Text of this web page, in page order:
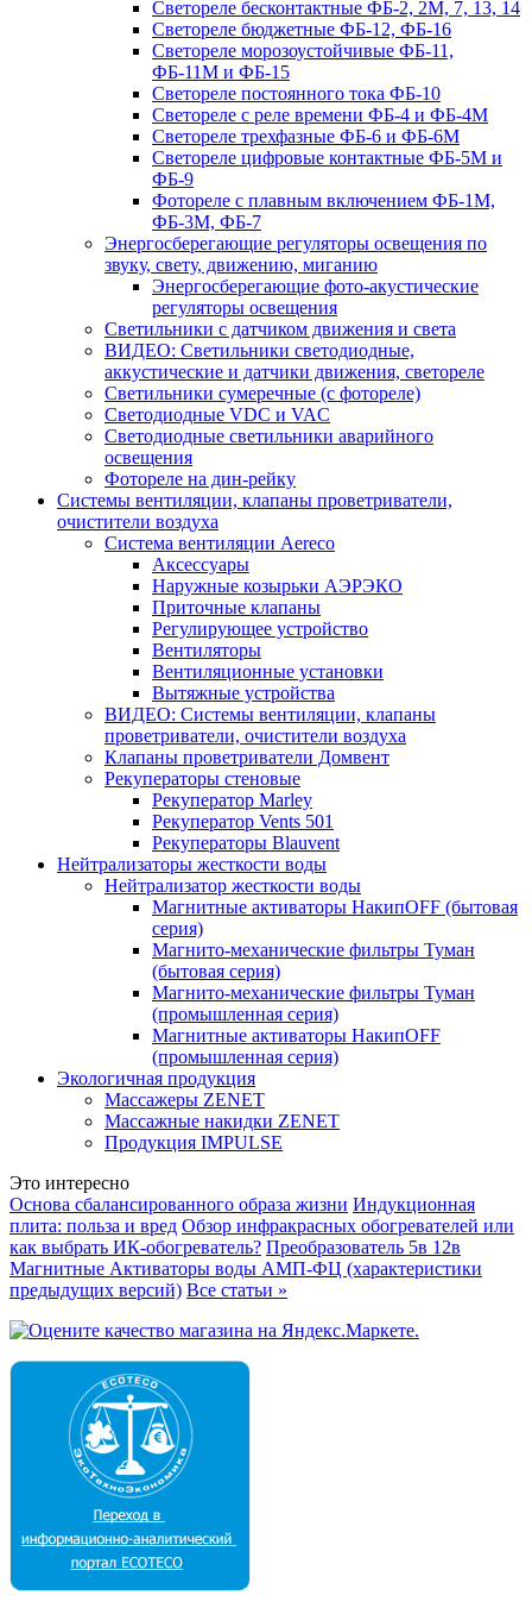
Светореле бесконтактные ФБ-2, 2М, 7, 13, 14
Светореле бюджетные ФБ-12, ФБ-16
Светореле морозоустойчивые ФБ-11,
ФБ-11М и ФБ-15
Светореле постоянного тока ФБ-10
Светореле с реле времени ФБ-4 и ФБ-4М
Светореле трехфазные ФБ-6 и ФБ-6М
Светореле цифровые контактные ФБ-5М и
ФБ-9
Фотореле с плавным включением ФБ-1М,
ФБ-3М, ФБ-7
Энергосберегающие регуляторы освещения по
звуку, свету, движению, миганию
Энергосберегающие фото-акустические
регуляторы освещения
Светильники с датчиком движения и света
ВИДЕО: Светильники светодиодные,
аккустические и датчики движения, светореле
Светильники сумеречные (с фотореле)
Светодиодные VDC и VAC
Светодиодные светильники аварийного
освещения
Фотореле на дин-рейку
Системы вентиляции, клапаны проветриватели,
очистители воздуха
Система вентиляции Aereco
Аксессуары
Наружные козырьки АЭРЭКО
Приточные клапаны
Регулирующее устройство
Вентиляторы
Вентиляционные установки
Вытяжные устройства
ВИДЕО: Системы вентиляции, клапаны
проветриватели, очистители воздуха
Клапаны проветриватели Домвент
Рекуператоры стеновые
Рекуператор Marley
Рекуператор Vents 501
Рекуператоры Blauvent
Нейтрализаторы жесткости воды
Нейтрализатор жесткости воды
Магнитные активаторы НакипOFF (бытовая
серия)
Магнито-механические фильтры Туман
(бытовая серия)
Магнито-механические фильтры Туман
(промышленная серия)
Магнитные активаторы НакипOFF
(промышленная серия)
Экологичная продукция
Массажеры ZENET
Массажные накидки ZENET
Продукция IMPULSE
Это интересно
Основа сбалансированного образа жизни Индукционная
плита: польза и вред Обзор инфракрасных обогревателей или
как выбрать ИК-обогреватель? Преобразователь 5в 12в
Магнитные Активаторы воды АМП-ФЦ (характеристики
предыдущих версий) Все статьи »